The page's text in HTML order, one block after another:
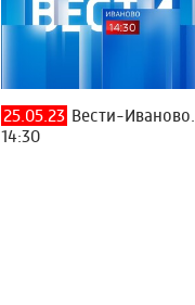
25.05.23 Вести-Иваново.
14:30